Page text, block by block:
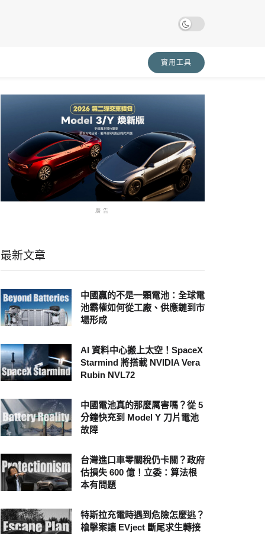
實用工具
廣告
最新文章
中國贏的不是一顆電池：全球電
池霸權如何從工廠、供應鏈到市
場形成
AI 資料中心搬上太空！SpaceX
Starmind 將搭載 NVIDIA Vera
Rubin NVL72
中國電池真的那麼厲害嗎？從 5
分鐘快充到 Model Y 刀片電池
故障
台灣進口車零關稅仍卡關？政府
估損失 600 億！立委：算法根
本有問題
特斯拉充電時遇到危險怎麼逃？
槍擊案讓 EVject 斷尾求生轉接